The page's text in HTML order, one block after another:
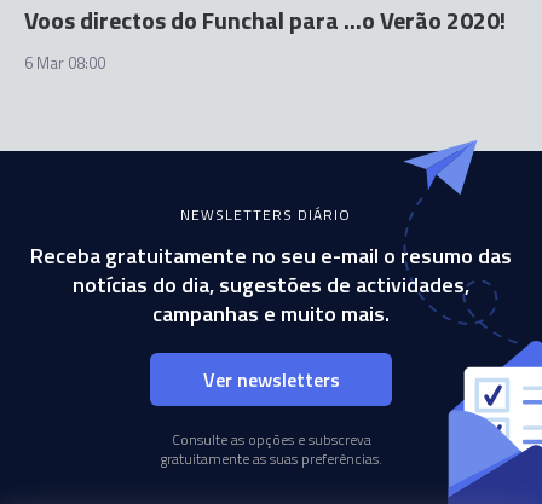
Voos directos do Funchal para ...o Verão 2020!
6 Mar 08:00
NEWSLETTERS DIÁRIO
Receba gratuitamente no seu e-mail o resumo das
notícias do dia, sugestões de actividades,
campanhas e muito mais.
Ver newsletters
Consulte as opções e subscreva
gratuitamente as suas preferências.